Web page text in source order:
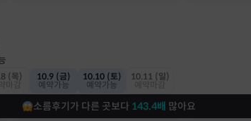
(목)
10.9 (금)
예약가능
10.10 (토)
예약가능
10.11 (일)
소름후기가 다른 곳보다 143.4배 많아요